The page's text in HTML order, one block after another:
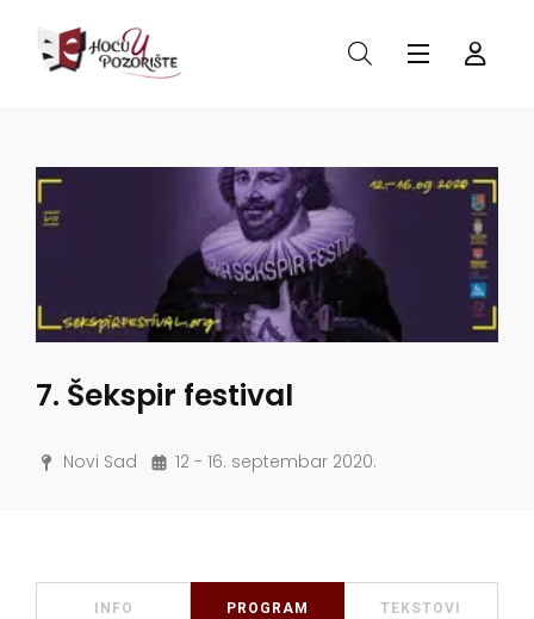
7. Šekspir festival
Novi Sad 12 - 16. septembar 2020.
INFO PROGRAM TEKSTOVI